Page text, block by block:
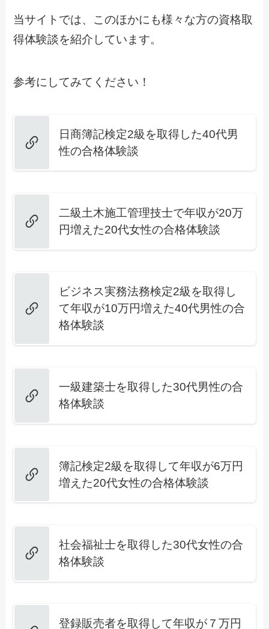
当サイトでは、このほかにも様々な方の資格取
得体験談を紹介しています。
参考にしてみてください！
日商簿記検定2級を取得した40代男
性の合格体験談
二級土木施工管理技士で年収が20万
円増えた20代女性の合格体験談
ビジネス実務法務検定2級を取得し
て年収が10万円増えた40代男性の合
格体験談
一級建築士を取得した30代男性の合
格体験談
簿記検定2級を取得して年収が6万円
増えた20代女性の合格体験談
社会福祉士を取得した30代女性の合
格体験談
登録販売者を取得して年収が７万円